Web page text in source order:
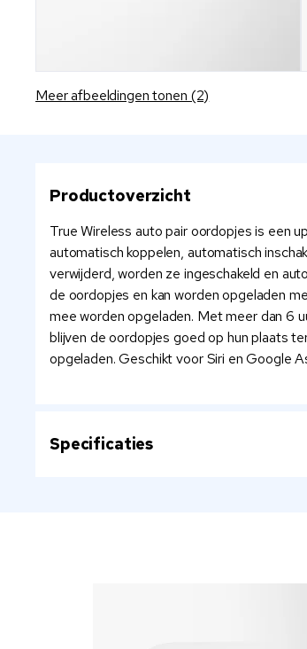
Meer afbeeldingen tonen (2)
Productoverzicht
True Wireless auto pair oordopjes is een
automatisch koppelen, automatisch
verwijderd, worden ze ingeschakeld en
de oordopjes en kan worden opgeladen
mee worden opgeladen. Met meer dan 6
blijven de oordopjes goed op hun plaats
opgeladen. Geschikt voor Siri en Google
Specificaties